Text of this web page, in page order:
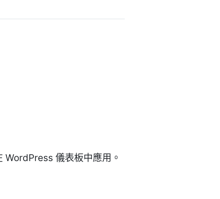
儀表板中應用。